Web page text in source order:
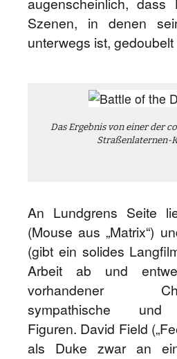
Szenen, in denen
unterwegs ist,
Das Ergebnis von einer der
Straßenlaternen-
An Lundgrens Seite
(Mouse aus „Matrix“)
(gibt ein solides
Arbeit ab und
vorhandener
sympathische und
Figuren. David Field
als Duke zwar an